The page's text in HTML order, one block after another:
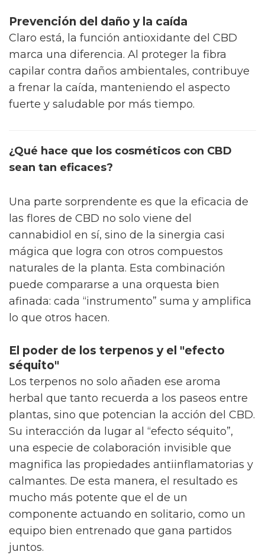
Prevención del daño y la caída
Claro está, la función antioxidante del CBD
marca una diferencia. Al proteger la fibra
capilar contra daños ambientales, contribuye
a frenar la caída, manteniendo el aspecto
fuerte y saludable por más tiempo.
¿Qué hace que los cosméticos con CBD
sean tan eficaces?
Una parte sorprendente es que la eficacia de
las flores de CBD no solo viene del
cannabidiol en sí, sino de la sinergia casi
mágica que logra con otros compuestos
naturales de la planta. Esta combinación
puede compararse a una orquesta bien
afinada: cada “instrumento” suma y amplifica
lo que otros hacen.
El poder de los terpenos y el "efecto
séquito"
Los terpenos no solo añaden ese aroma
herbal que tanto recuerda a los paseos entre
plantas, sino que potencian la acción del CBD.
Su interacción da lugar al “efecto séquito”,
una especie de colaboración invisible que
magnifica las propiedades antiinflamatorias y
calmantes. De esta manera, el resultado es
mucho más potente que el de un
componente actuando en solitario, como un
equipo bien entrenado que gana partidos
juntos.